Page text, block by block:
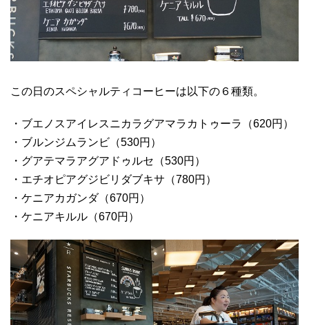
この日のスペシャルティコーヒーは以下の６種類。
・ブエノスアイレスニカラグアマラカトゥーラ（620円）
・ブルンジムランビ（530円）
・グアテマラアグアドゥルセ（530円）
・エチオピアグジビリダブキサ（780円）
・ケニアカガンダ（670円）
・ケニアキルル（670円）